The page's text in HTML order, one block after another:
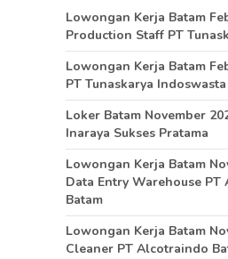
Lowongan Kerja Batam
Production Staff PT
Lowongan Kerja Batam
PT Tunaskarya Indoswasta
Loker Batam November
Inaraya Sukses Pratama
Lowongan Kerja Batam
Data Entry Warehouse
Batam
Lowongan Kerja Batam
Cleaner PT Alcotraindo